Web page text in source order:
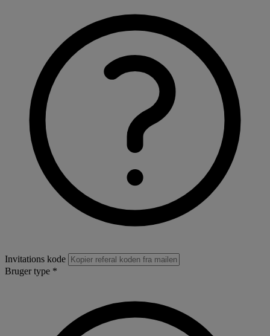
Invitations kode
Bruger type *